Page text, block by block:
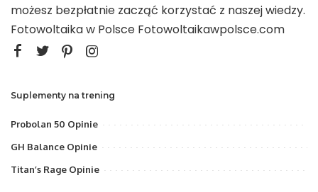
możesz bezpłatnie zacząć korzystać z naszej wiedzy.
Fotowoltaika w Polsce Fotowoltaikawpolsce.com
Suplementy na trening
Probolan 50 Opinie
GH Balance Opinie
Titan’s Rage Opinie